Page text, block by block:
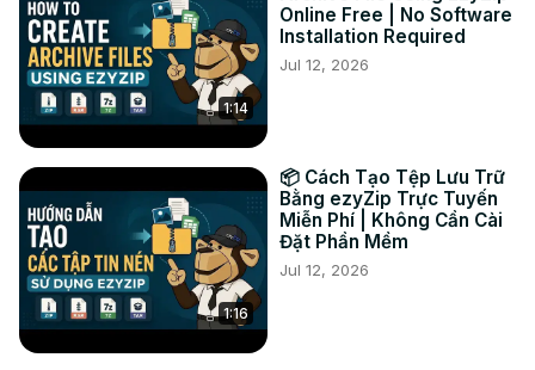
1:14
Online Free | No Software
Installation Required
Jul 12, 2026
1:16
📦 Cách Tạo Tệp Lưu Trữ
Bằng ezyZip Trực Tuyến
Miễn Phí | Không Cần Cài
Đặt Phần Mềm
Jul 12, 2026